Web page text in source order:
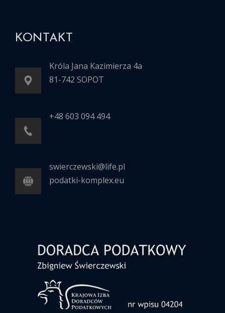
KONTAKT
Króla Jana Kazimierza 4a
81-742 SOPOT
+48 603 094 494
swierczewski@life.pl
podatki-komplex.eu